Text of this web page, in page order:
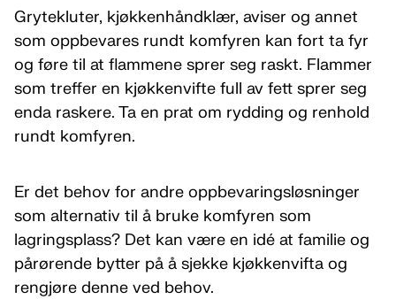
Grytekluter, kjøkkenhåndklær, aviser og annet
som oppbevares rundt komfyren kan fort ta fyr
og føre til at flammene sprer seg raskt. Flammer
som treffer en kjøkkenvifte full av fett sprer seg
enda raskere. Ta en prat om rydding og renhold
rundt komfyren.
Er det behov for andre oppbevaringsløsninger
som alternativ til å bruke komfyren som
lagringsplass? Det kan være en idé at familie og
pårørende bytter på å sjekke kjøkkenvifta og
rengjøre denne ved behov.